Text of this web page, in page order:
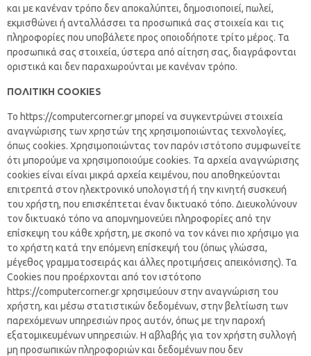
και με κανέναν τρόπο δεν αποκαλύπτει, δημοσιοποιεί, πωλεί,
εκμισθώνει ή ανταλλάσσει τα προσωπικά σας στοιχεία και τις
πληροφορίες που υποβάλετε προς οποιοδήποτε τρίτο μέρος. Τα
προσωπικά σας στοιχεία, ύστερα από αίτηση σας, διαγράφονται
οριστικά και δεν παραχωρούνται με κανέναν τρόπο.
ΠΟΛΙΤΙΚΗ COOKIES
Το https://computercorner.gr μπορεί να συγκεντρώνει στοιχεία
αναγνώρισης των χρηστών της χρησιμοποιώντας τεχνολογίες,
όπως cookies. Χρησιμοποιώντας τον παρόν ιστότοπο συμφωνείτε
ότι μπορούμε να χρησιμοποιούμε cookies. Τα αρχεία αναγνώρισης
cookies είναι είναι μικρά αρχεία κειμένου, που αποθηκεύονται
επιτρεπτά στον ηλεκτρονικό υπολογιστή ή την κινητή συσκευή
του χρήστη, που επισκέπτεται έναν δικτυακό τόπο. Διευκολύνουν
τον δικτυακό τόπο να απομνημονεύει πληροφορίες από την
επίσκεψη του κάθε χρήστη, με σκοπό να τον κάνει πιο χρήσιμο για
το χρήστη κατά την επόμενη επίσκεψή του (όπως γλώσσα,
μέγεθος γραμματοσειράς και άλλες προτιμήσεις απεικόνισης). Τα
Cookies που προέρχονται από τον ιστότοπο
https://computercorner.gr χρησιμεύουν στην αναγνώριση του
χρήστη, και μέσω στατιστικών δεδομένων, στην βελτίωση των
παρεχόμενων υπηρεσιών προς αυτόν, όπως με την παροχή
εξατομικευμένων υπηρεσιών. Η αβλαβής για τον χρήστη συλλογή
μη προσωπικών πληροφοριών και δεδομένων που δεν